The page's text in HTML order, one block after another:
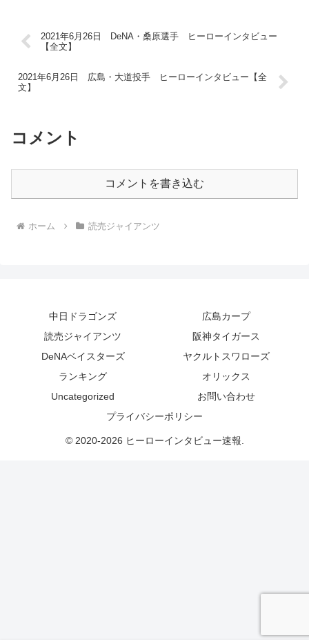
2021年6月26日 DeNA・桑原選手 ヒーローインタビュー
【全文】
2021年6月26日 広島・大道投手 ヒーローインタビュー【全
文】
コメント
コメントを書き込む
ホーム 読売ジャイアンツ
中日ドラゴンズ
広島カープ
読売ジャイアンツ
阪神タイガース
DeNAベイスターズ
ヤクルトスワローズ
ランキング
オリックス
Uncategorized
お問い合わせ
プライバシーポリシー
© 2020-2026 ヒーローインタビュー速報.